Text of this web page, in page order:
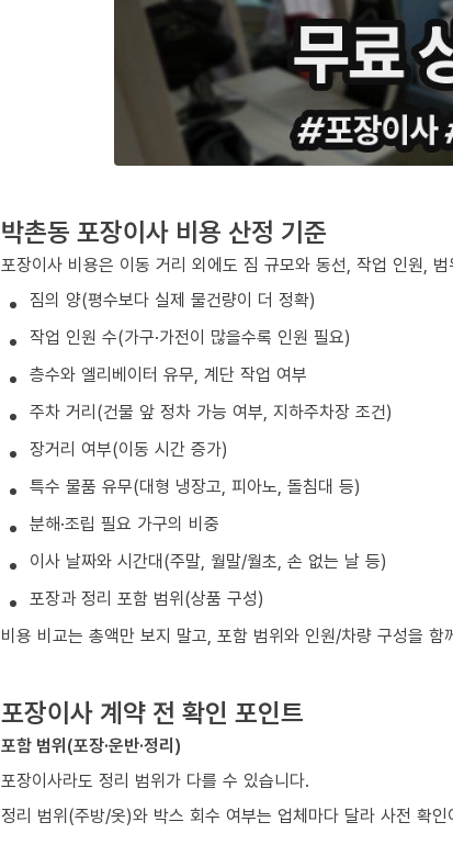
박촌동 포장이사 비용 산정 기준
포장이사 비용은 이동 거리 외에도 짐 규모와 동선, 작업 인원,
짐의 양(평수보다 실제 물건량이 더 정확)
작업 인원 수(가구·가전이 많을수록 인원 필요)
층수와 엘리베이터 유무, 계단 작업 여부
주차 거리(건물 앞 정차 가능 여부, 지하주차장 조건)
장거리 여부(이동 시간 증가)
특수 물품 유무(대형 냉장고, 피아노, 돌침대 등)
분해·조립 필요 가구의 비중
이사 날짜와 시간대(주말, 월말/월초, 손 없는 날 등)
포장과 정리 포함 범위(상품 구성)
비용 비교는 총액만 보지 말고, 포함 범위와 인원/차량 구성을 함
포장이사 계약 전 확인 포인트
포함 범위(포장·운반·정리)
포장이사라도 정리 범위가 다를 수 있습니다.
정리 범위(주방/옷)와 박스 회수 여부는 업체마다 달라 사전 확인